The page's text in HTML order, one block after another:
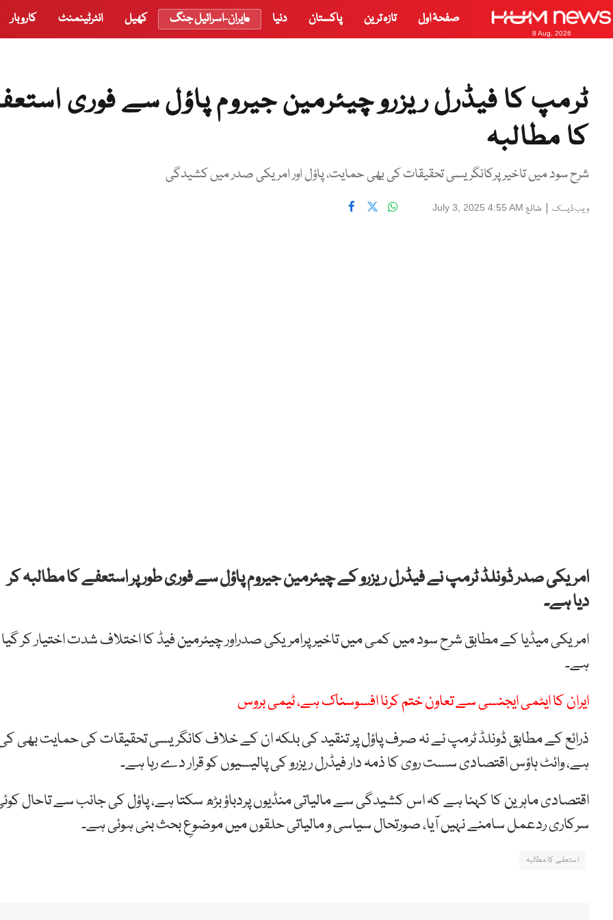
8 Aug, 2026
صفحۂ اول تازہ ترین پاکستان دنیا ایران-اسرائیل جنگ کھیل انٹرٹینمنٹ کاروبار
ٹرمپ کا فیڈرل ریزرو چیئرمین جیروم پاؤل سے فوری
کا مطالبہ
شرح سود میں تاخیر پرکانگریسی تحقیقات کی بھی حمایت، پاؤل اور امریکی صدر میں کشیدگی
ویب ڈیسک | شائع July 3, 2025 4:55 AM
امریکی صدر ڈونلڈ ٹرمپ نے فیڈرل ریزرو کے چیئرمین جیروم پاؤل سے فوری طور پر استعفے کا مطالبہ کر
دیا ہے۔
امریکی میڈیا کے مطابق شرح سود میں کمی میں تاخیر پرامریکی صدراور چیئرمین فیڈ کا اختلاف شدت اختیار کر گیا
ہے۔
ایران کا ایٹمی ایجنسی سے تعاون ختم کرنا افسوسناک ہے، ٹیمی بروس
ذرائع کے مطابق ڈونلڈ ٹرمپ نے نہ صرف پاؤل پر تنقید کی بلکہ ان کے خلاف کانگریسی تحقیقات کی حمایت بھی
ہے، وائٹ ہاؤس اقتصادی سست روی کا ذمہ دار فیڈرل ریزرو کی پالیسیوں کو قرار دے رہا ہے۔
اقتصادی ماہرین کا کہنا ہے کہ اس کشیدگی سے مالیاتی منڈیوں پردباؤ بڑھ سکتا ہے، پاؤل کی جانب سے تاحال
سرکاری ردعمل سامنے نہیں آیا، صورتحال سیاسی و مالیاتی حلقوں میں موضوعِ بحث بنی ہوئی ہے۔
استعفے کا مطالبہ